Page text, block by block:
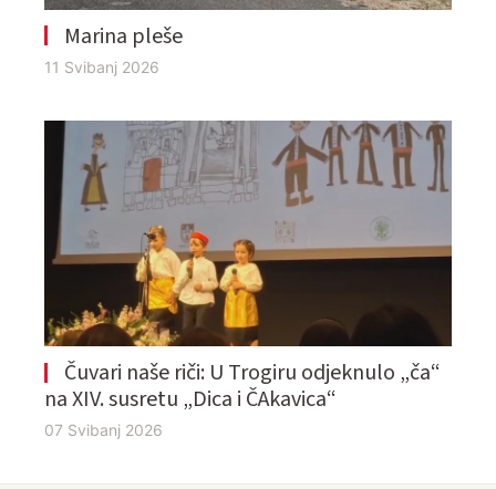
Marina pleše
11 Svibanj 2026
Čuvari naše riči: U Trogiru odjeknulo „ča“
na XIV. susretu „Dica i ČAkavica“
07 Svibanj 2026